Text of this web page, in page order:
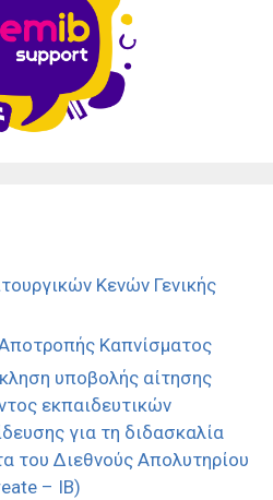
Κενών Γενικής
Καπνίσματος
υποβολής αίτησης
εκπαιδευτικών
για τη διδασκαλία
του Διεθνούς Απολυτηρίου
– IB)